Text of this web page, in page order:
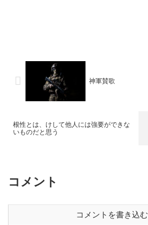
神軍賛歌
根性とは、けして他人には強要ができな
いものだと思う
コメント
コメントを書き込む